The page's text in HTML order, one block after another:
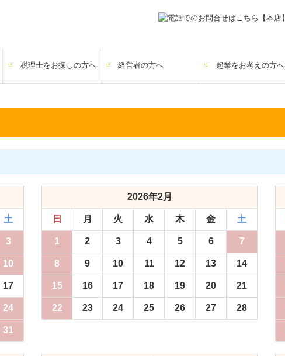
税理士をお探しの方へ 経営者の方へ 起業をお考えの方へ
土
3
10
17
24
31
2026年2月
日 月 火 水 木 金 土
1 2 3 4 5 6 7
8 9 10 11 12 13 14
15 16 17 18 19 20 21
22 23 24 25 26 27 28